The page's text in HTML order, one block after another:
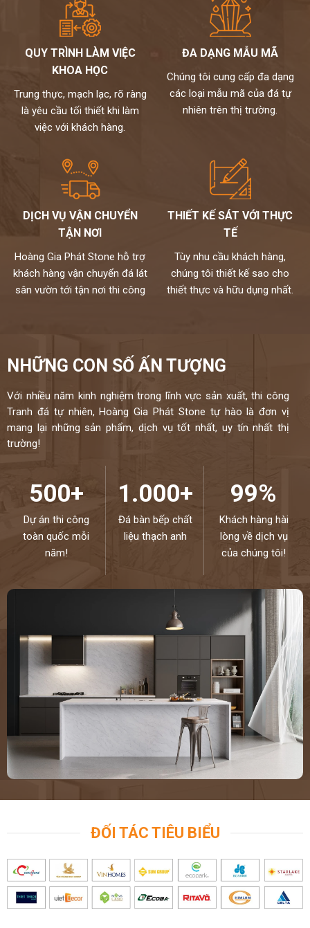
QUY TRÌNH LÀM VIỆC
KHOA HỌC
Trung thực, mạch lạc, rõ ràng
là yêu cầu tối thiết khi làm
việc với khách hàng.
ĐA DẠNG MẪU MÃ
Chúng tôi cung cấp đa dạng
các loại mẫu mã của đá tự
nhiên trên thị trường.
DỊCH VỤ VẬN CHUYỂN
TẬN NƠI
Hoàng Gia Phát Stone hỗ trợ
khách hàng vận chuyển đá lát
sân vườn tới tận nơi thi công
THIẾT KẾ SÁT VỚI THỰC
TẾ
Tùy nhu cầu khách hàng,
chúng tôi thiết kế sao cho
thiết thực và hữu dụng nhất.
NHỮNG CON SỐ ẤN TƯỢNG
Với nhiều năm kinh nghiệm trong lĩnh vực sản xuất, thi công
Tranh đá tự nhiên, Hoàng Gia Phát Stone tự hào là đơn vị
mang lại những sản phẩm, dịch vụ tốt nhất, uy tín nhất thị
trường!
500+
Dự án thi công
toàn quốc mỗi
năm!
1.000+
Đá bàn bếp chất
liệu thạch anh
99%
Khách hàng hài
lòng về dịch vụ
của chúng tôi!
ĐỐI TÁC TIÊU BIỂU